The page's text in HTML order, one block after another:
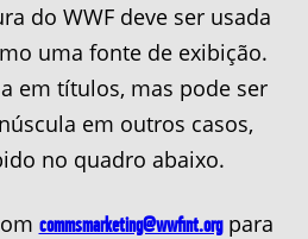
do WWF deve ser usada
uma fonte de exibição.
em títulos, mas pode ser
em outros casos,
no quadro abaixo.
commsmarketing@wwfint.orgpara